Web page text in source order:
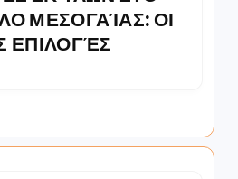
ΜΕΣΟΓΑΊΑΣ: ΟΙ
ΕΠΙΛΟΓΈΣ